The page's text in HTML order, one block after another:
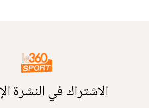
الاشتراك في النشرة